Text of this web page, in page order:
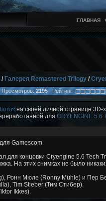
ГЛАВНАЯ
/ Галерея Remastered Trilogy/
2195Рейтинг:
на своей личной странице
для CRYENGINE 5.6
Gamescom
для концовки Cryengine 5.6 Tech
На этих снимках не было
Ронн Мюле (Ronny Mühle) и Пер
Tim Stieber (Тим Стибер).
Ikkes).